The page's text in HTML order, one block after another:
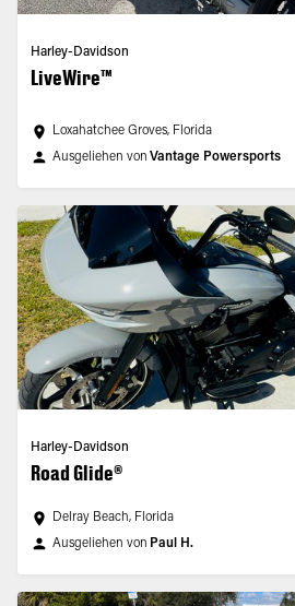
Harley-Davidson
LiveWire™
Loxahatchee Groves, Florida
Ausgeliehen von Vantage Powersports
Harley-Davidson
Road Glide®
Delray Beach, Florida
Ausgeliehen von Paul H.